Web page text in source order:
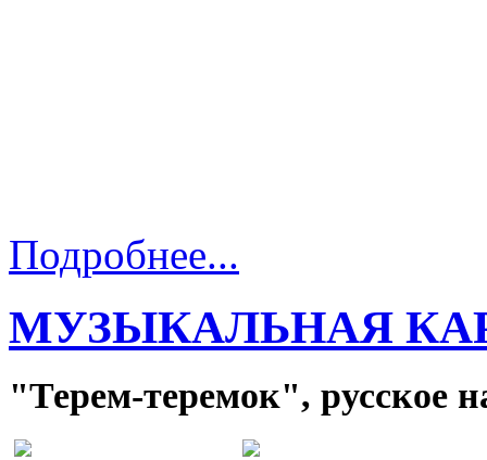
Подробнее...
МУЗЫКАЛЬНАЯ
"Терем-теремок", русское